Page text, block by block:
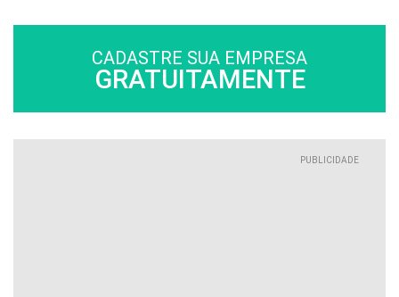
CADASTRE SUA EMPRESA
GRATUITAMENTE
PUBLICIDADE